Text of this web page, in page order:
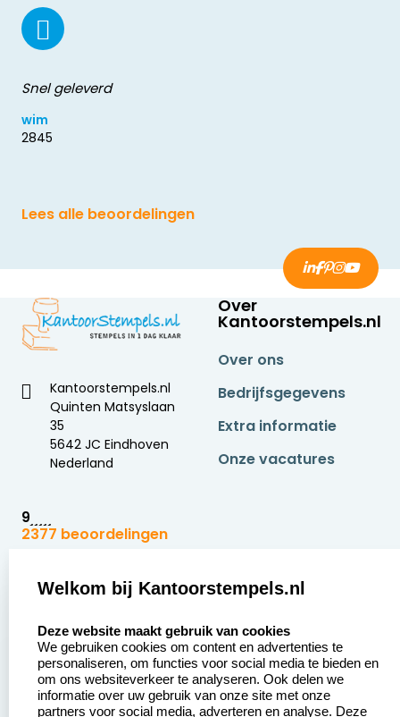
Snel geleverd
wim
2845
Lees alle beoordelingen
Kantoorstempels.nl
Quinten Matsyslaan
35
5642 JC Eindhoven
Nederland
9
2377 beoordelingen
Over
Kantoorstempels.nl
Over ons
Bedrijfsgegevens
Extra informatie
Onze vacatures
Zakelijk:
Aanvraag op maat
Betaling &
Verzending
Wederverkoper
Klantenservice:
Contact opnemen
Veel gestelde vragen
Retourneren
Welkom bij Kantoorstempels.nl
Deze website maakt gebruik van cookies
We gebruiken cookies om content en advertenties te
personaliseren, om functies voor social media te bieden en
om ons websiteverkeer te analyseren. Ook delen we
informatie over uw gebruik van onze site met onze
partners voor social media, adverteren en analyse. Deze